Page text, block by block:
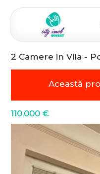
2 Camere in Vila -
Această
110,000 €